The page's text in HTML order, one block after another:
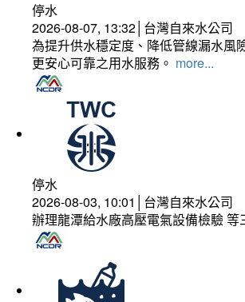
停水
2026-08-07, 13:32│台灣自來水公司
為提升供水穩定度、降低管線漏水風
更安心可靠之用水服務。 more...
停水
2026-08-03, 10:01│台灣自來水公司
辦理龍潭給水廠高壓電氣設備檢驗 等